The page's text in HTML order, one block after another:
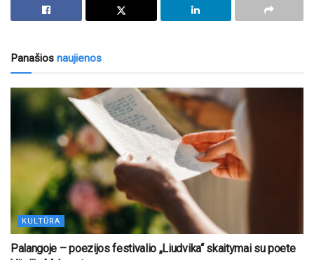
Panašios naujienos
KULTŪRA
Palangoje – poezijos festivalio „Liudvika“ skaitymai su poete